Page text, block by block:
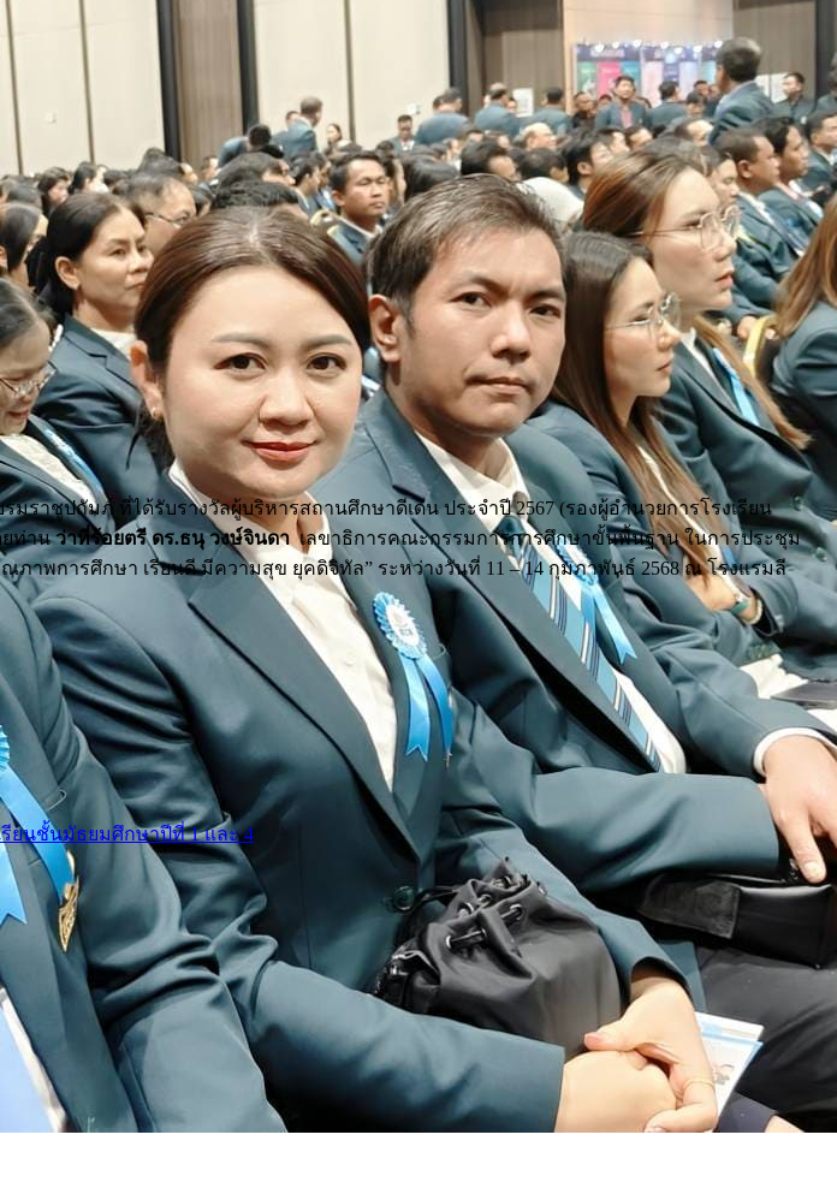
มราชูปถัมภ์ ที่ได้รับรางวัลผู้บริหารสถานศึกษาดีเด่น ประจำปี 2567 (รองผู้อำนวยการโรงเรียน
ยท่านว่าที่ร้อยตรี ดร.ธนุ วงษ์จินดาเลขาธิการคณะกรรมการการศึกษาขั้นพื้นฐาน ในการประชุม
าพการศึกษา เรียนดี มีความสุข ยุคดิจิทัล” ระหว่างวันที่ 11 – 14 กุมภาพันธ์ 2568 ณ โรงแรมลี
รียนชั้นมัธยมศึกษาปีที่ 1 และ 4